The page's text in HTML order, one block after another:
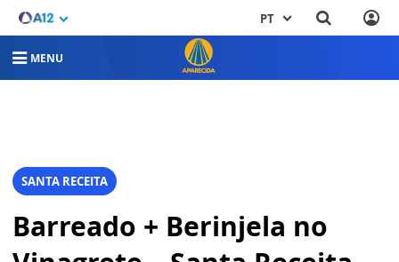
PT
MENU
SANTA RECEITA
Barreado + Berinjela no